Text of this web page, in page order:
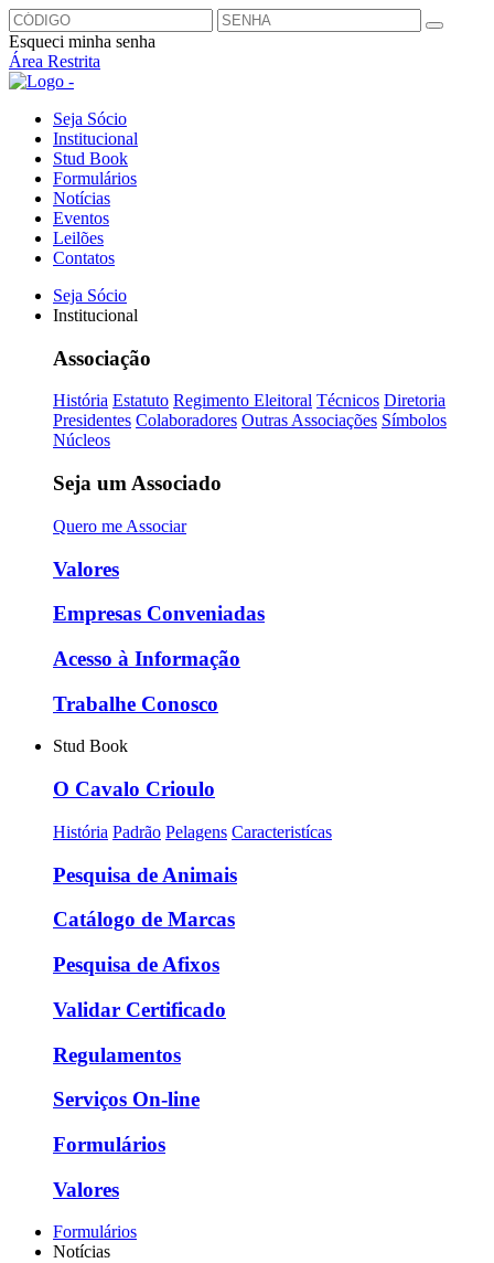
Esqueci minha senha
Área Restrita
Seja Sócio
Institucional
Stud Book
Formulários
Notícias
Eventos
Leilões
Contatos
Seja Sócio
Institucional
Associação
História Estatuto Regimento Eleitoral Técnicos Diretoria
Presidentes Colaboradores Outras Associações Símbolos
Núcleos
Seja um Associado
Quero me Associar
Valores
Empresas Conveniadas
Acesso à Informação
Trabalhe Conosco
Stud Book
O Cavalo Crioulo
História Padrão Pelagens Caracteristícas
Pesquisa de Animais
Catálogo de Marcas
Pesquisa de Afixos
Validar Certificado
Regulamentos
Serviços On-line
Formulários
Valores
Formulários
Notícias